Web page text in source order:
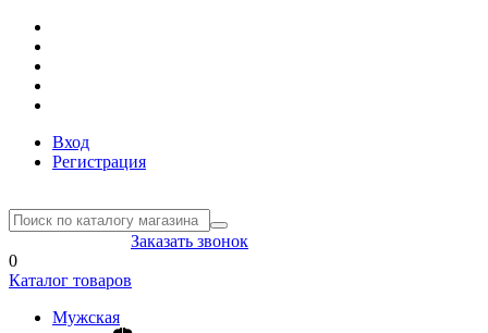
Вход
Регистрация
Заказать звонок
0
Каталог товаров
Мужская